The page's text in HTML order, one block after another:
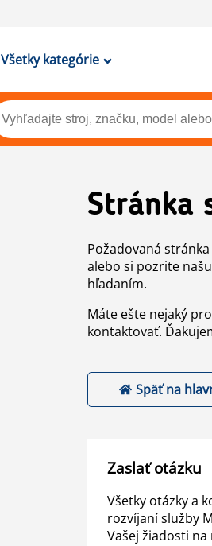
Všetky kategórie
Stránka
Požadovaná
alebo si pozrite
hľadaním.
Máte ešte nejaký
kontaktovať.
Späť na
Zaslať otázku
Všetky otázky a
rozvíjaní služby
Vašej žiadosti